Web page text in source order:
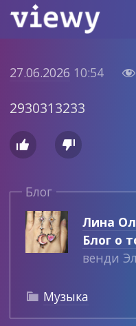
27.06.2026 10:54 
2930313233
 
Блог
Лина
Блог о
венди
 Музыка